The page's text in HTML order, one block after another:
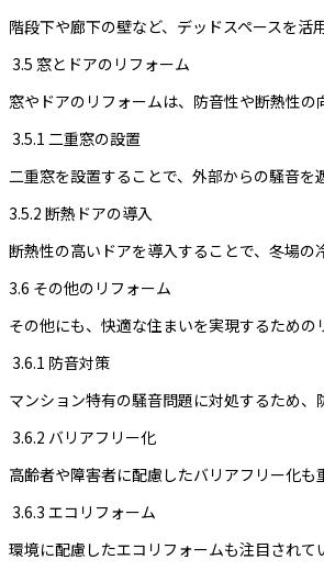
階段下や廊下の壁など、デッドスペースを活
3.5 窓とドアのリフォーム
窓やドアのリフォームは、防音性や断熱性の
3.5.1 二重窓の設置
二重窓を設置することで、外部からの騒音を
3.5.2 断熱ドアの導入
断熱性の高いドアを導入することで、冬場の
3.6 その他のリフォーム
その他にも、快適な住まいを実現するための
3.6.1 防音対策
マンション特有の騒音問題に対処するため
3.6.2 バリアフリー化
高齢者や障害者に配慮したバリアフリー化
3.6.3 エコリフォーム
環境に配慮したエコリフォームも注目されて